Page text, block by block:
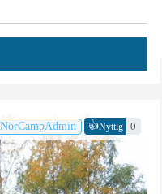
NorCampAdmin 👍Nyttig 0